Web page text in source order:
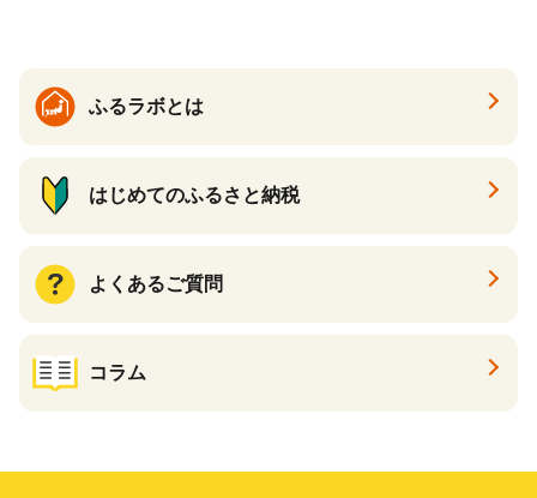
ふるラボとは
はじめてのふるさと納税
よくあるご質問
コラム